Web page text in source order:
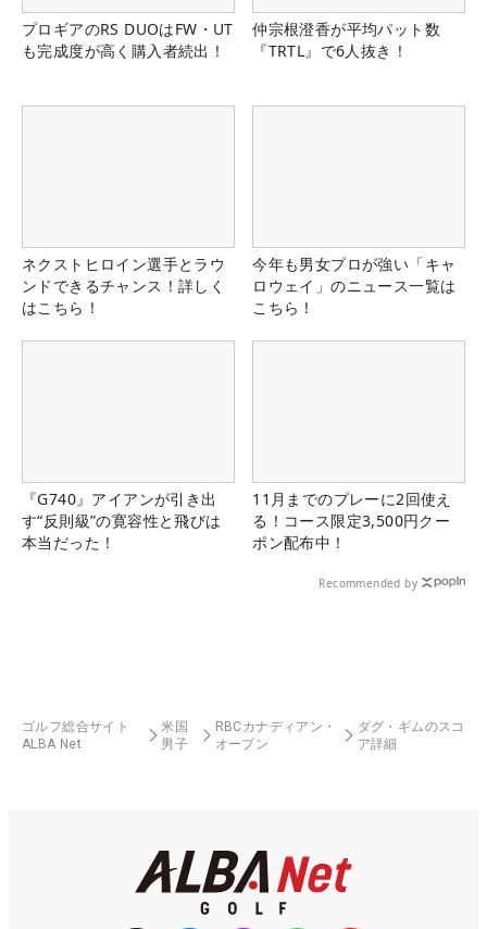
プロギアのRS DUOはFW・UT
も完成度が高く購入者続出！
仲宗根澄香が平均パット数
『TRTL』で6人抜き！
ネクストヒロイン選手とラウ
ンドできるチャンス！詳しく
はこちら！
今年も男女プロが強い「キャ
ロウェイ」のニュース一覧は
こちら！
『G740』アイアンが引き出
す“反則級”の寛容性と飛びは
本当だった！
11月までのプレーに2回使え
る！コース限定3,500円クー
ポン配布中！
Recommended by
ゴルフ総合サイト
ALBA Net
米国
男子
RBCカナディアン・
オープン
ダグ・ギムのスコ
ア詳細